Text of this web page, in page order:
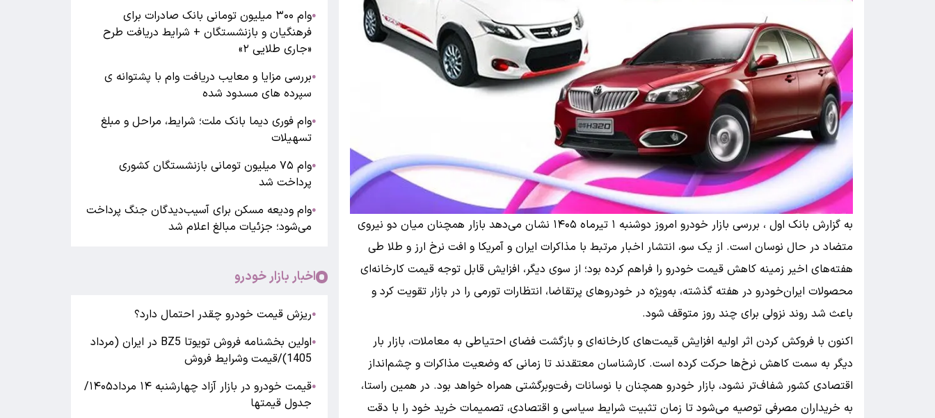
به گزارش بانک اول ، بررسی بازار خودرو امروز دوشنبه ۱ تیرماه ۱۴۰۵ نشان می‌دهد بازار همچنان میان دو نیروی
متضاد در حال نوسان است. از یک سو، انتشار اخبار مرتبط با مذاکرات ایران و آمریکا و افت نرخ ارز و طلا طی
هفته‌های اخیر زمینه کاهش قیمت خودرو را فراهم کرده بود؛ از سوی دیگر، افزایش قابل توجه قیمت کارخانه‌ای
محصولات ایران‌خودرو در هفته گذشته، به‌ویژه در خودروهای پرتقاضا، انتظارات تورمی را در بازار تقویت کرد و
باعث شد روند نزولی برای چند روز متوقف شود.
اکنون با فروکش کردن اثر اولیه افزایش قیمت‌های کارخانه‌ای و بازگشت فضای احتیاطی به معاملات، بازار بار
دیگر به سمت کاهش نرخ‌ها حرکت کرده است. کارشناسان معتقدند تا زمانی که وضعیت مذاکرات و چشم‌انداز
اقتصادی کشور شفاف‌تر نشود، بازار خودرو همچنان با نوسانات رفت‌وبرگشتی همراه خواهد بود. در همین راستا،
به خریداران مصرفی توصیه می‌شود تا زمان تثبیت شرایط سیاسی و اقتصادی، تصمیمات خرید خود را با دقت
●
وام ۳۰۰ میلیون تومانی بانک صادرات برای
فرهنگیان و بازنشستگان + شرایط دریافت طرح
«جاری طلایی ۲»
●بررسی مزایا و معایب دریافت وام با پشتوانه ی
سپرده های مسدود شده
●وام فوری دیما بانک ملت؛ شرایط، مراحل و مبلغ
تسهیلات
●
وام ۷۵ میلیون تومانی بازنشستگان کشوری
پرداخت شد
●وام ودیعه مسکن برای آسیب‌دیدگان جنگ پرداخت
می‌شود؛ جزئیات مبالغ اعلام شد
اخبار بازار خودرو
●ریزش قیمت خودرو چقدر احتمال دارد؟
●
اولین بخشنامه فروش تویوتا BZ5 در ایران (مرداد
1405)/قیمت وشرایط فروش
●
قیمت خودرو در بازار آزاد چهارشنبه ۱۴ مرداد۱۴۰۵/
جدول قیمتها